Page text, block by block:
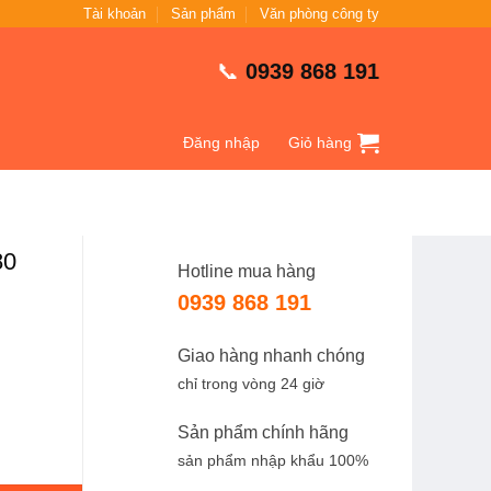
Tài khoản Sản phẩm Văn phòng công ty
📞 0939 868 191
Đăng nhập Giỏ hàng
Hotline mua hàng
0939 868 191
Giao hàng nhanh chóng
chỉ trong vòng 24 giờ
Sản phẩm chính hãng
sản phẩm nhập khẩu 100%